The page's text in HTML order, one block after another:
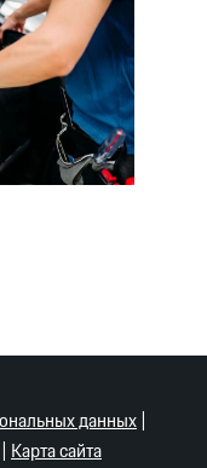
данных|
| Карта сайта